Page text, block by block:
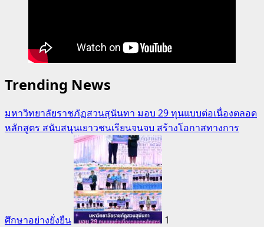
Trending News
มหาวิทยาลัยราชภัฏสวนสุนันทา มอบ 29 ทุนแบบต่อเนื่องตลอด
หลักสูตร สนับสนุนเยาวชนเรียนจนจบ สร้างโอกาสทางการ
ศึกษาอย่างยั่งยืน
1